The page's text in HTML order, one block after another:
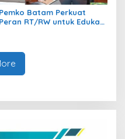
Pemko Batam Perkuat
Peran RT/RW untuk Edukasi